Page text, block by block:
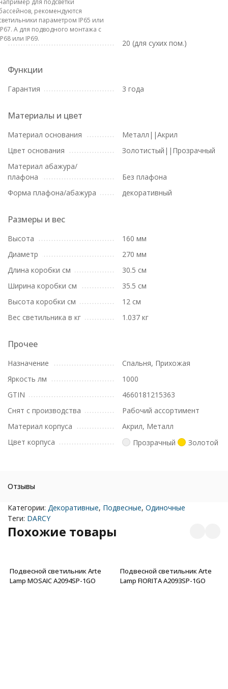
для подсветки
рекомендуются
параметром IP65 или
А для подводного монтажа с
или IP69.
20 (для сухих пом.)
Функции
Гарантия 3 года
Материалы и цвет
Материал основания
Металл||Акрил
Цвет основания
Золотистый||Прозрачный
Материал абажура/
плафона
Без плафона
Форма плафона/абажура
декоративный
Размеры и вес
Высота
160 мм
Диаметр
270 мм
Длина коробки см
30.5 см
Ширина коробки см
35.5 см
Высота коробки см
12 см
Вес светильника в кг
1.037 кг
Прочее
Назначение
Спальня, Прихожая
Яркость лм
1000
GTIN
4660181215363
Снят с производства
Рабочий ассортимент
Материал корпуса
Акрил, Металл
Цвет корпуса
Прозрачный Золотой
Отзывы
Категории: Декоративные, Подвесные, Одиночные
Теги: DARCY
Похожие товары
Подвесной светильник Arte
Lamp MOSAIC A2094SP-1GO
Подвесной светильник Arte
Lamp FIORITA A2093SP-1GO